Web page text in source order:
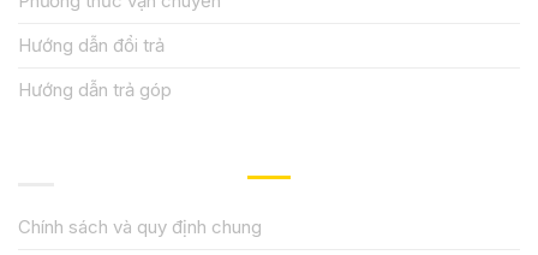
Hướng dẫn đổi trả
Hướng dẫn trả góp
Chính sách và quy định chung